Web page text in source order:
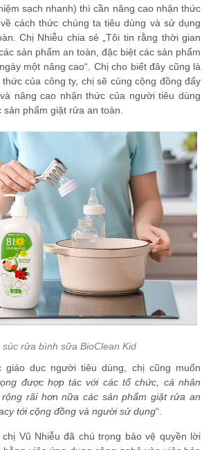
sạch nhanh) thì cần nâng cao nhận thức
cách thức chúng ta tiêu dùng và sử dụng
Chị Nhiễu chia sẻ „Tôi tin rằng thời gian
sản phẩm an toàn, đặc biệt các sản phẩm
một nâng cao“. Chị cho biết đây cũng là
của công ty, chị sẽ cùng cộng đồng đẩy
nâng cao nhận thức của người tiêu dùng
phẩm giặt rửa an toàn.
súc rửa bình sữa BioClean Kid
giáo dục người tiêu dùng, chị cũng muốn
được hợp tác với các tổ chức, cá nhân
rãi hơn nữa các sản phẩm giặt rửa an
tới cộng đồng và người sử dụng“.
Vũ Nhiễu đã chú trọng bảo vệ quyền lời